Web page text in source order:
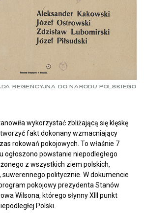
REGENCYJNA DO NARODU POLSKIEGO
wykorzystać zbliżającą się klęskę
fakt dokonany wzmacniający
rokowań pokojowych. To właśnie 7
ogłoszono powstanie niepodległego
z wszystkich ziem polskich,
politycznie. W dokumencie
program pokojowy prezydenta Stanów
Wilsona, którego słynny XIII punkt
Polski.